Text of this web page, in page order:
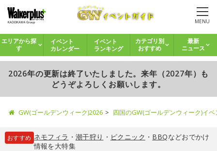
MENU
エリアから探
す
イベント
カレンダー
イベント
ランキング
カテゴリ別
おすすめ
最新
ニュース
2026年の更新は終了いたしました。来年（2027年）も
どうぞよろしくお願いします。
GW(ゴールデンウィーク)2026 四国のGW(ゴールデンウィーク)イ
おすすめ ネモフィラ ・ 潮干狩り ・ ピクニック ・ BBQなどおでかけ
情報を大特集